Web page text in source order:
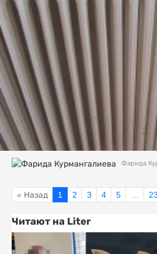
Фарида
« Назад 1 2 3 4 5 23
Читают на Liter